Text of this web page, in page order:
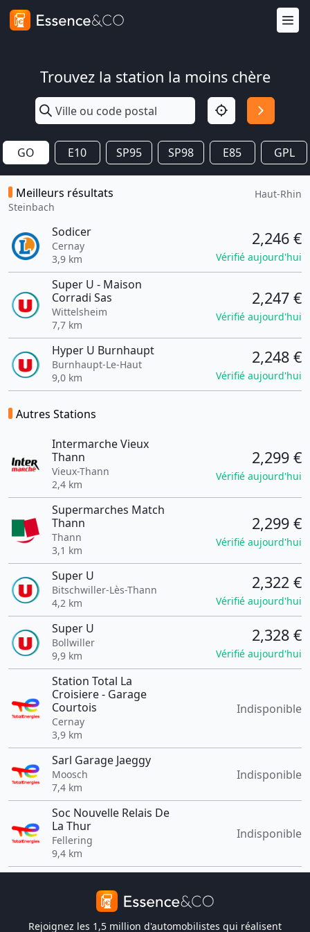
Trouvez la station la moins chère
GO E10 SP95 SP98 E85 GPL
Meilleurs résultats
Steinbach
Haut-Rhin
Sodicer
Cernay
3,9 km
2,246 €
Vérifié aujourd'hui
Super U - Maison
Corradi Sas
Wittelsheim
7,7 km
2,247 €
Vérifié aujourd'hui
Hyper U Burnhaupt
Burnhaupt-Le-Haut
9,0 km
2,248 €
Vérifié aujourd'hui
Autres Stations
Intermarche Vieux
Thann
Vieux-Thann
2,4 km
2,299 €
Vérifié aujourd'hui
Supermarches Match
Thann
Thann
3,1 km
2,299 €
Vérifié aujourd'hui
Super U
Bitschwiller-Lès-Thann
4,2 km
2,322 €
Vérifié aujourd'hui
Super U
Bollwiller
9,9 km
2,328 €
Vérifié aujourd'hui
Station Total La
Croisiere - Garage
Courtois
Cernay
3,9 km
Indisponible
Sarl Garage Jaeggy
Moosch
7,4 km
Indisponible
Soc Nouvelle Relais De
La Thur
Fellering
9,4 km
Indisponible
Rejoignez les 1,5 million d'automobilistes qui réalisent